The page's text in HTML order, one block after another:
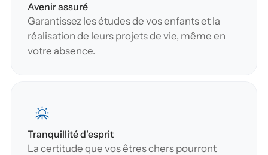
Avenir assuré
Garantissez les études de vos enfants et la
réalisation de leurs projets de vie, même en
votre absence.
Tranquillité d'esprit
La certitude que vos êtres chers pourront